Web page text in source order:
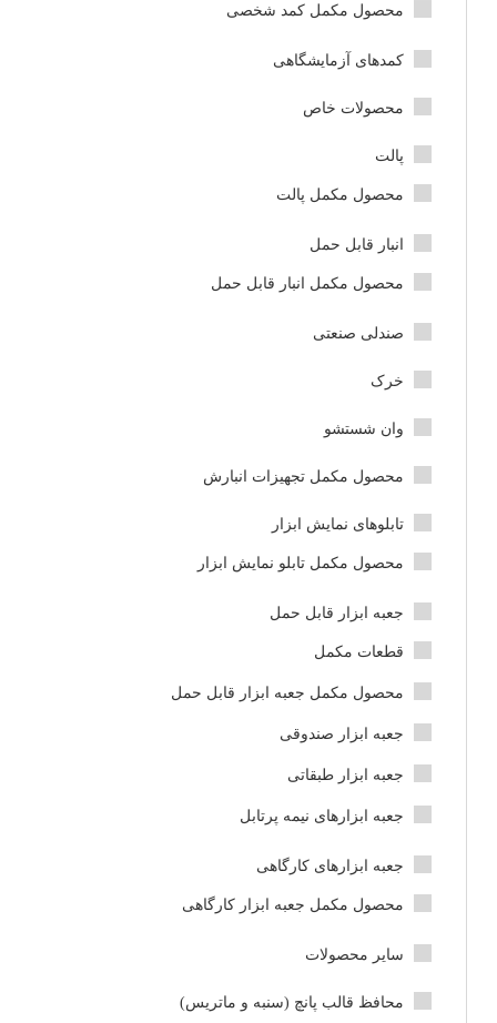
محصول مکمل کمد شخصی
کمدهای آزمایشگاهی
محصولات خاص
پالت
محصول مکمل پالت
انبار قابل حمل
محصول مکمل انبار قابل حمل
صندلی صنعتی
خرک
وان شستشو
محصول مکمل تجهیزات انبارش
تابلوهای نمایش ابزار
محصول مکمل تابلو نمایش ابزار
جعبه ابزار قابل حمل
قطعات مکمل
محصول مکمل جعبه ابزار قابل حمل
جعبه ابزار صندوقی
جعبه ابزار طبقاتی
جعبه ابزارهای نیمه پرتابل
جعبه ابزارهای کارگاهی
محصول مکمل جعبه ابزار کارگاهی
سایر محصولات
محافظ قالب پانچ (سنبه و ماتریس)